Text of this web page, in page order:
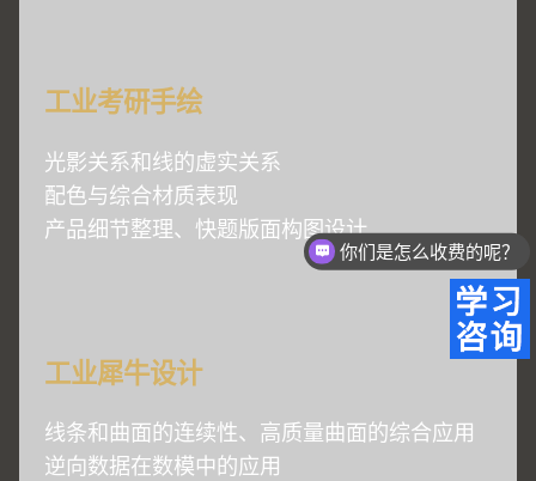
工业考研手绘
光影关系和线的虚实关系
配色与综合材质表现
产品细节整理、快题版面构图设计
工业犀牛设计
线条和曲面的连续性、高质量曲面的综合应用
逆向数据在数模中的应用
你们是怎么收费的呢？